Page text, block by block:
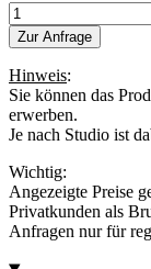
HH-
143
Bonneville
Menge
Zur Anfrage
Hinweis:
Sie können das
erwerben.
Je nach Studio ist
Wichtig:
Angezeigte Preise
Privatkunden als
Anfragen nur für